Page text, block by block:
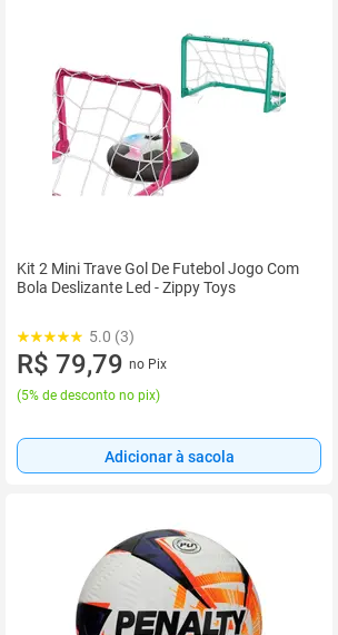
Kit 2 Mini Trave Gol De Futebol Jogo Com
Bola Deslizante Led - Zippy Toys
5.0 (3)
R$ 79,79 no Pix
(5% de desconto no pix)
Adicionar à sacola